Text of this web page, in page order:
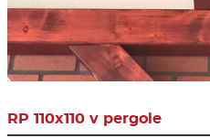
RP 110x110 v pergole